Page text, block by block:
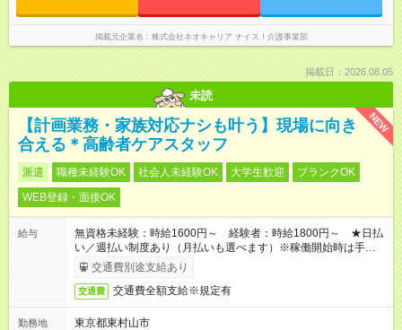
掲載元企業名 株式会社ネオキャリア ナイス！介護事業部
掲載日：2026.08.05
未読
NEW
【計画業務・家族対応ナシも叶う】現場に向き
合える＊高齢者ケアスタッフ
派遣 職種未経験OK 社会人未経験OK 大学生歓迎
ブランクOK
WEB登録・面接OK
給与
無資格未経験：時給1600円～ 経験者：時給1800円～ ★日払
い／週払い制度あり（月払いも選べます）※稼働開始時は手続き
完了次第のお支払いとなります。
交通費別途支給あり
交通費 交通費全額支給※規定有
勤務地
東京都東村山市